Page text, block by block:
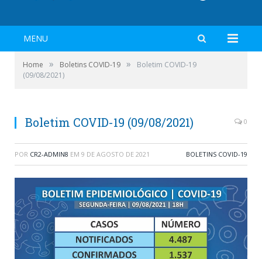
MENU
Home » Boletins COVID-19 »
Boletim COVID-19
(09/08/2021)
Boletim COVID-19 (09/08/2021) 0
POR CR2-ADMIN8 EM 9 DE AGOSTO DE 2021 BOLETINS COVID-19